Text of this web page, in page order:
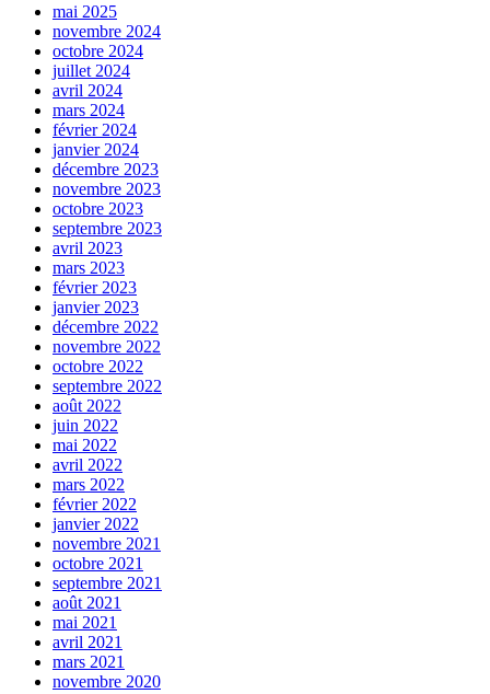
mai 2025
novembre 2024
octobre 2024
juillet 2024
avril 2024
mars 2024
février 2024
janvier 2024
décembre 2023
novembre 2023
octobre 2023
septembre 2023
avril 2023
mars 2023
février 2023
janvier 2023
décembre 2022
novembre 2022
octobre 2022
septembre 2022
août 2022
juin 2022
mai 2022
avril 2022
mars 2022
février 2022
janvier 2022
novembre 2021
octobre 2021
septembre 2021
août 2021
mai 2021
avril 2021
mars 2021
novembre 2020